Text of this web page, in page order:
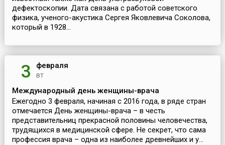
дефектоскопии. Дата связана с работой советского
физика, ученого-акустика Сергея Яковлевича Соколова,
который в 1928...
3 февраля
вт
Международный день женщины-врача
Ежегодно 3 февраля, начиная с 2016 года, в ряде стран
отмечается День женщины-врача – в честь
представительниц прекрасной половины человечества,
трудящихся в медицинской сфере. Не секрет, что сама
профессия врача – одна из наиболее древнейших и у...